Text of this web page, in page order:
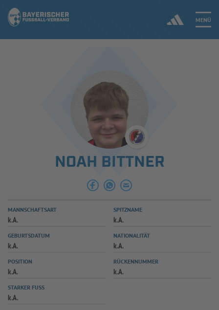
MENÜ
SPIELBETRIEB & VERBANDSLEBEN
AUSBILDUNG & FÖRDERUNG
SPIELPLUS
NOAH BITTNER
MANNSCHAFTSART
k.A.
SPITZNAME
k.A.
GEBURTSDATUM
k.A.
NATIONALITÄT
k.A.
POSITION
k.A.
RÜCKENNUMMER
k.A.
STARKER FUSS
k.A.